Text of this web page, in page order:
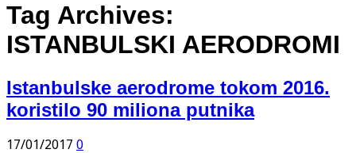
Tag Archives:
ISTANBULSKI AERODROMI
Istanbulske aerodrome tokom 2016.
koristilo 90 miliona putnika
17/01/2017 0